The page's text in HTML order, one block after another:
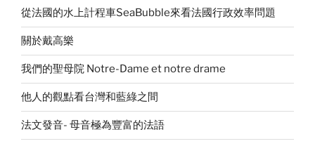
從法國的水上計程車SeaBubble來看法國行政效率問題
關於戴高樂
我們的聖母院 Notre-Dame et notre drame
他人的觀點看台灣和藍綠之間
法文發音- 母音極為豐富的法語